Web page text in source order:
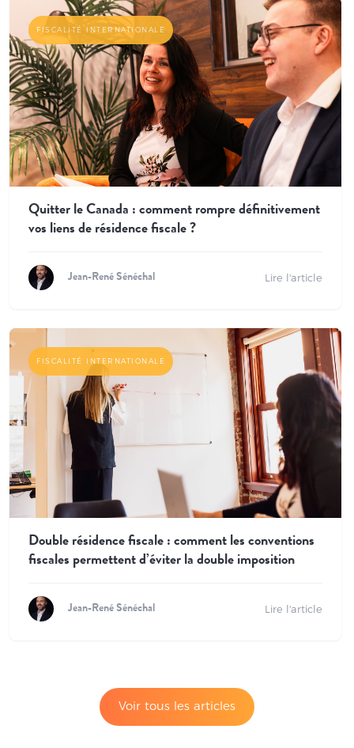
FISCALITÉ INTERNATIONALE
Quitter le Canada : comment rompre définitivement
vos liens de résidence fiscale ?
Jean-René Sénéchal Lire l'article
FISCALITÉ INTERNATIONALE
Double résidence fiscale : comment les conventions
fiscales permettent d’éviter la double imposition
Jean-René Sénéchal Lire l'article
Voir tous les articles